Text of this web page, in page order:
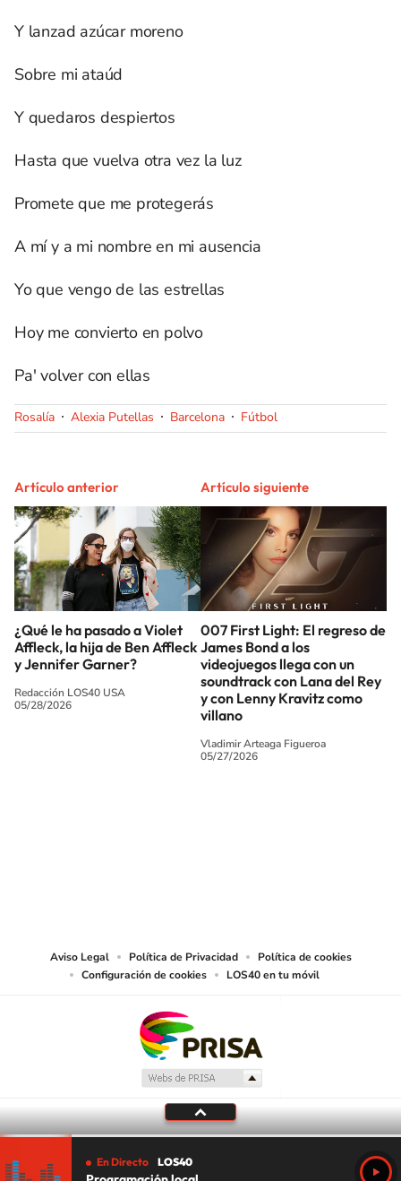
Y lanzad azúcar moreno
Sobre mi ataúd
Y quedaros despiertos
Hasta que vuelva otra vez la luz
Promete que me protegerás
A mí y a mi nombre en mi ausencia
Yo que vengo de las estrellas
Hoy me convierto en polvo
Pa' volver con ellas
Rosalía Alexia Putellas Barcelona Fútbol
Artículo anterior
¿Qué le ha pasado a Violet
Affleck, la hija de Ben Affleck
y Jennifer Garner?
Redacción LOS40 USA
05/28/2026
Artículo siguiente
007 First Light: El regreso de
James Bond a los
videojuegos llega con un
soundtrack con Lana del Rey
y con Lenny Kravitz como
villano
Vladimir Arteaga Figueroa
05/27/2026
Aviso Legal Política de Privacidad
Política de cookies
Configuración de cookies
LOS40 en tu móvil
En Directo LOS40